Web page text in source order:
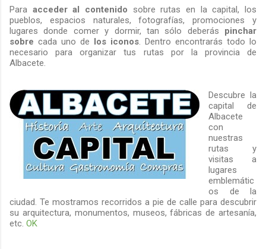
Para acceder al contenido sobre rutas en la capital, los
pueblos, espacios naturales, fotografías, promociones y
lugares donde comer y dormir, tan sólo deberás pinchar
sobre cada uno de los iconos . Dentro encontrarás todo lo
necesario para organizar tus rutas por la provincia de
Albacete.
Descubre la
capital de
Albacete
con
nuestras
rutas y
visitas a
lugares
emblemátic
os de la
ciudad. Te mostramos recorridos a pie de calle para descubrir
su arquitectura, monumentos, museos, fábricas de artesanía,
etc. OK